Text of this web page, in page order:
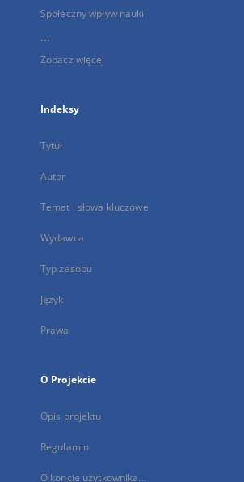
Społeczny wpływ nauki
...
Zobacz więcej
Indeksy
Tytuł
Autor
Temat i słowa kluczowe
Wydawca
Typ zasobu
Język
Prawa
O Projekcie
Opis projektu
Regulamin
O koncie użytkownika...